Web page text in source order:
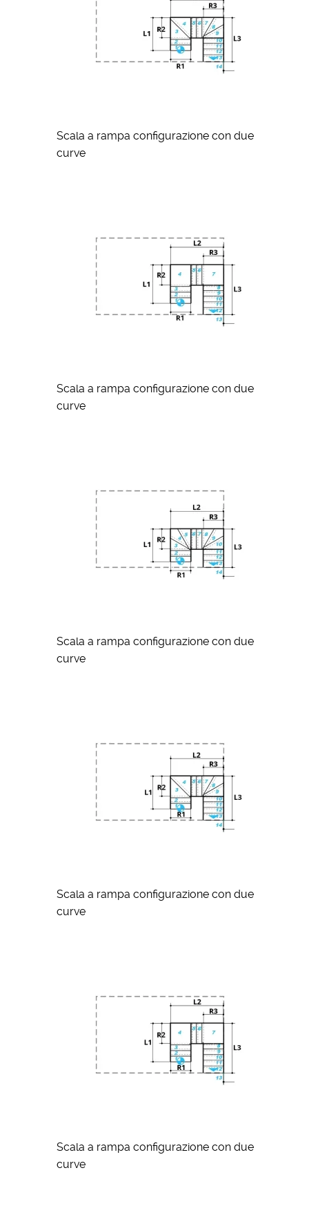
Scala a rampa configurazione con due
curve
Scala a rampa configurazione con due
curve
Scala a rampa configurazione con due
curve
Scala a rampa configurazione con due
curve
Scala a rampa configurazione con due
curve